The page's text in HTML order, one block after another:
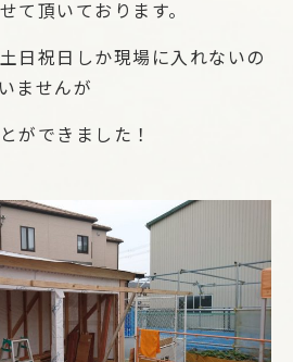
て頂いております。
日祝日しか現場に入れないの
ませんが
ができました！